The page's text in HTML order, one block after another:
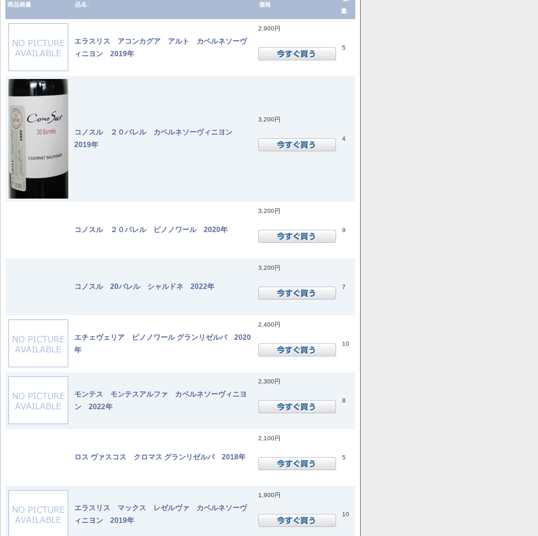
商品画像 品名- 価格
量.
エラスリス アコンカグア アルト カベルネソーヴ
ィニヨン 2019年
2,900円
5
コノスル ２０バレル カベルネソーヴィニヨン
2019年
3,200円
4
コノスル ２０バレル ピノノワール 2020年
3,200円
9
コノスル 20バレル シャルドネ 2022年
3,200円
7
エチェヴェリア ピノノワール グランリゼルバ 2020
年
2,400円
10
モンテス モンテスアルファ カベルネソーヴィニヨ
ン 2022年
2,300円
8
ロス ヴァスコス クロマス グランリゼルバ 2018年
2,100円
5
エラスリス マックス レゼルヴァ カベルネソーヴ
ィニヨン 2019年
1,900円
10